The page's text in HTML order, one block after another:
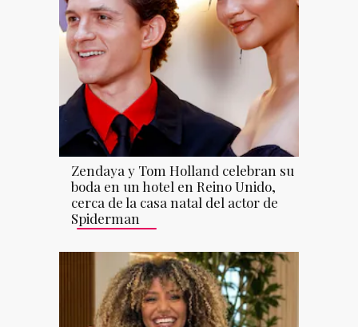
Zendaya y Tom Holland celebran su
boda en un hotel en Reino Unido,
cerca de la casa natal del actor de
Spiderman